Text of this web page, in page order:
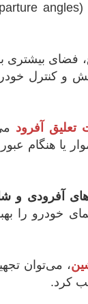
فضای بیشتری
و کنترل
تعلیق آفرود
یا هنگام
آفرودی و
خودرو را
، می‌توان
کرد.